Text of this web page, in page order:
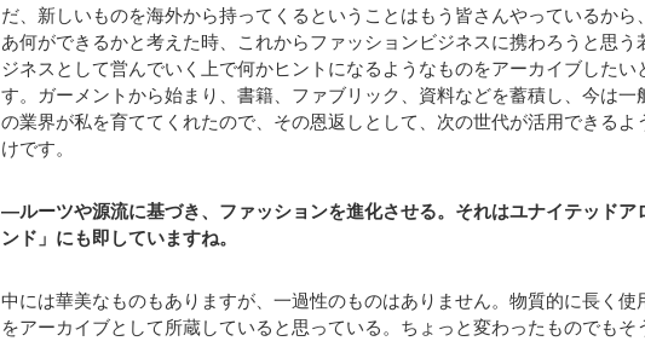
だ、新しいものを海外から持ってくるということはもう皆さんやっているから
あ何ができるかと考えた時、これからファッションビジネスに携わろうと思
ジネスとして営んでいく上で何かヒントになるようなものをアーカイブした
す。ガーメントから始まり、書籍、ファブリック、資料などを蓄積し、今は一
の業界が私を育ててくれたので、その恩返しとして、次の世代が活用できるよ
けです。
―ルーツや源流に基づき、ファッションを進化させる。それはユナイテッドア
ンド」にも即していますね。
中には華美なものもありますが、一過性のものはありません。物質的に長く使
をアーカイブとして所蔵していると思っている。ちょっと変わったものでもそ